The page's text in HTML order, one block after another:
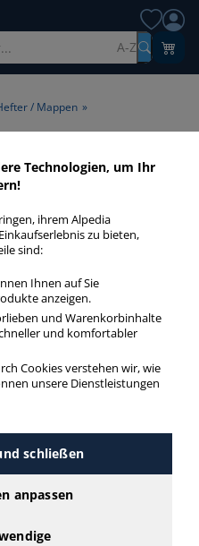
A-Z
/ Mappen »
sortiert >
Qualität zum günstigen
Technologien, um Ihr
ihrem Alpedia
zu bieten,
sind:
Ihnen auf Sie
anzeigen.
und Warenkorbinhalte
und komfortabler
Cookies verstehen wir, wie
unsere Dienstleistungen
schließen
anpassen